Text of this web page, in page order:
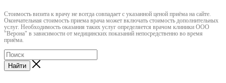
Cтоимость визита к врачу не всегда совпадает с указанной ценой приёма на сайте.
Окончательная стоимость приема врача может включать стоимость дополнительных
услуг. Необходимость оказания таких услуг определяется врачом клиники ООО
"Верона" в зависимости от медицинских показаний непосредственно во время
приёма.
Найти